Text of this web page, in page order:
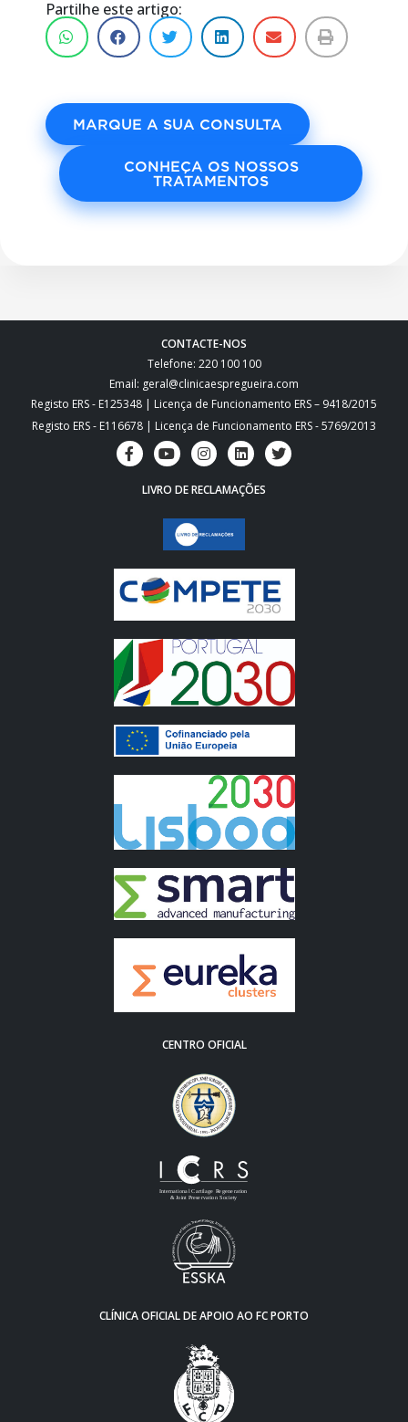
Partilhe este artigo:
MARQUE A SUA CONSULTA
CONHEÇA OS NOSSOS
TRATAMENTOS
CONTACTE-NOS
Telefone: 220 100 100
Email: geral@clinicaespregueira.com
Registo ERS - E125348 | Licença de Funcionamento ERS – 9418/2015
Registo ERS - E116678 | Licença de Funcionamento ERS - 5769/2013
LIVRO DE RECLAMAÇÕES
CENTRO OFICIAL
CLÍNICA OFICIAL DE APOIO AO FC PORTO